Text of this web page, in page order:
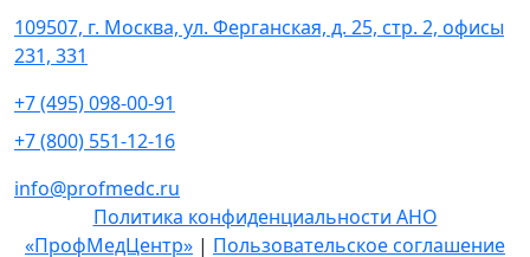
109507, г. Москва, ул. Ферганская, д. 25, стр. 2, офисы
231, 331
+7 (495) 098-00-91
+7 (800) 551-12-16
info@profmedc.ru
Политика конфиденциальности АНО
«ПрофМедЦентр» | Пользовательское соглашение